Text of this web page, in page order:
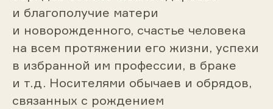
и благополучие матери
и новорожденного, счастье человека
на всем протяжении его жизни, успехи
в избранной им профессии, в браке
и т.д. Носителями обычаев и обрядов,
связанных с рождением